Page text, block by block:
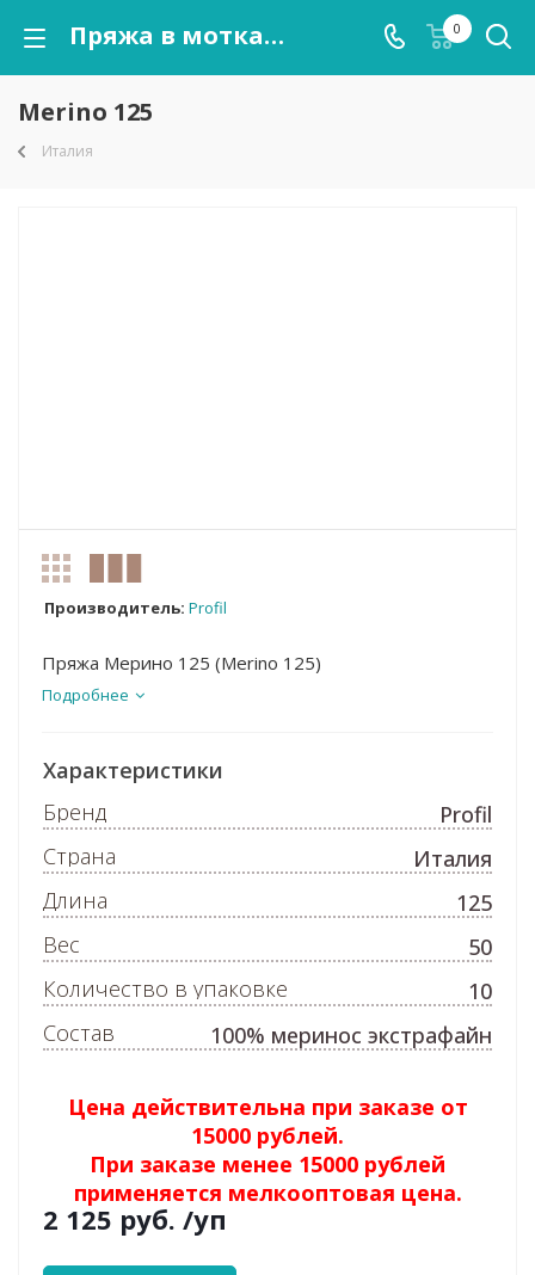
Пряжа в мотках Merino 125 оптом от kutnor.ru 0
Merino 125
Италия
Производитель: Profil
Пряжа Мерино 125 (Merino 125)
Подробнее
Цена действительна при заказе от
15000 рублей.
При заказе менее 15000 рублей
применяется мелкооптовая цена.
2 125 руб. /уп
Характеристики
Бренд
Profil
Страна
Италия
Длина
125
Вес
50
Количество в упаковке
10
Состав
100% меринос экстрафайн